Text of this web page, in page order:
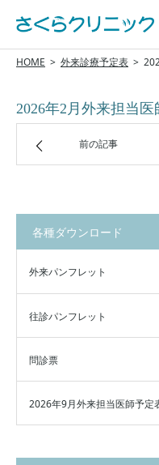
HOME 外来診療予定表
2026年2月外来担当医
前の記事
各種ダウンロード
外来パンフレット
往診パンフレット
問診票
2026年9月外来担当医師予定